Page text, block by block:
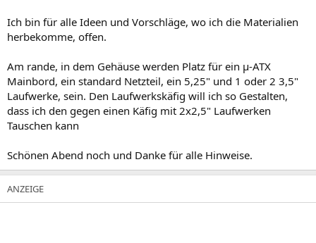
Ich bin für alle Ideen und Vorschläge, wo ich die Materialien
herbekomme, offen.
Am rande, in dem Gehäuse werden Platz für ein µ-ATX
Mainbord, ein standard Netzteil, ein 5,25" und 1 oder 2 3,5"
Laufwerke, sein. Den Laufwerkskäfig will ich so Gestalten,
dass ich den gegen einen Käfig mit 2x2,5" Laufwerken
Tauschen kann
Schönen Abend noch und Danke für alle Hinweise.